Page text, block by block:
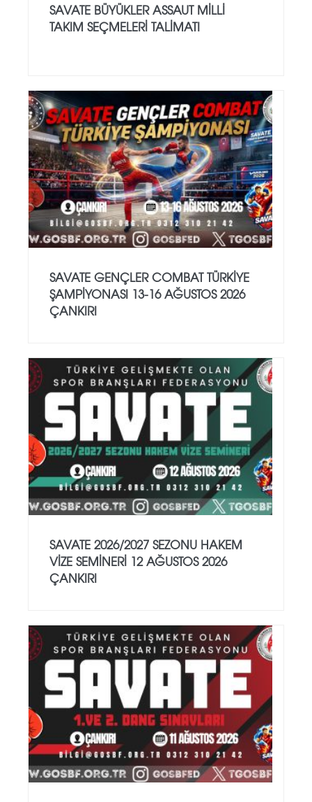
SAVATE BÜYÜKLER ASSAUT MİLLİ
TAKIM SEÇMELERİ TALİMATI
SAVATE GENÇLER COMBAT TÜRKİYE
ŞAMPİYONASI 13-16 AĞUSTOS 2026
ÇANKIRI
SAVATE 2026/2027 SEZONU HAKEM
VİZE SEMİNERİ 12 AĞUSTOS 2026
ÇANKIRI